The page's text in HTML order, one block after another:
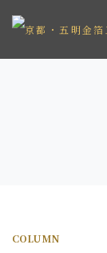
COLUMN